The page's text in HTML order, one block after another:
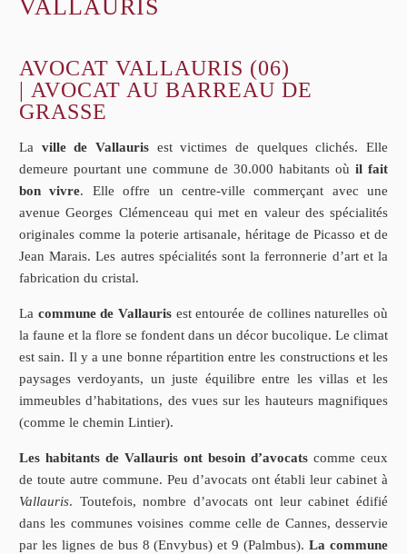
VALLAURIS
AVOCAT VALLAURIS (06)
| AVOCAT AU BARREAU DE
GRASSE
La ville de Vallauris est victimes de quelques clichés. Elle
demeure pourtant une commune de 30.000 habitants où il fait
bon vivre. Elle offre un centre-ville commerçant avec une
avenue Georges Clémenceau qui met en valeur des spécialités
originales comme la poterie artisanale, héritage de Picasso et de
Jean Marais. Les autres spécialités sont la ferronnerie d’art et la
fabrication du cristal.
La commune de Vallauris est entourée de collines naturelles où
la faune et la flore se fondent dans un décor bucolique. Le climat
est sain. Il y a une bonne répartition entre les constructions et les
paysages verdoyants, un juste équilibre entre les villas et les
immeubles d’habitations, des vues sur les hauteurs magnifiques
(comme le chemin Lintier).
Les habitants de Vallauris ont besoin d’avocats comme ceux
de toute autre commune. Peu d’avocats ont établi leur cabinet à
Vallauris. Toutefois, nombre d’avocats ont leur cabinet édifié
dans les communes voisines comme celle de Cannes, desservie
par les lignes de bus 8 (Envybus) et 9 (Palmbus).La commune